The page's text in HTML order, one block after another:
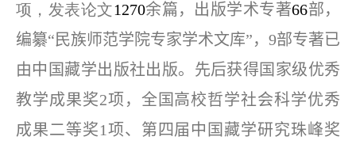
项，发表论文1270余篇，出版学术专著66部，
编纂“民族师范学院专家学术文库”，9部专著已
由中国藏学出版社出版。先后获得国家级优秀
教学成果奖2项，全国高校哲学社会科学优秀
成果二等奖1项、第四届中国藏学研究珠峰奖